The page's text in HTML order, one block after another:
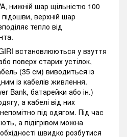
нижній шар щільністю 100
верхній шар
тепло від
встановлюються у взуття
поверх старих устілок,
(35 см) виводиться із
із кабелів живлення.
Bank, батарейки або ін.)
а кабелі від них
під одягом. Під час
а підігрівом можна
швидко розбутися